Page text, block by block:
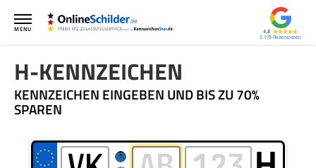
4,8
2.175
MENU
H-KENNZEICHEN
KENNZEICHEN EINGEBEN UND BIS ZU 70%
SPAREN